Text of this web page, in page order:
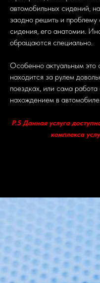
автомобильных сидений,
заодно решить и
сидения, его анатомии.
обращаются специально.
Особенно актуальным это
находится за рулем
поездках, или сама
нахождением в
P.S Данная услуга
комплекса